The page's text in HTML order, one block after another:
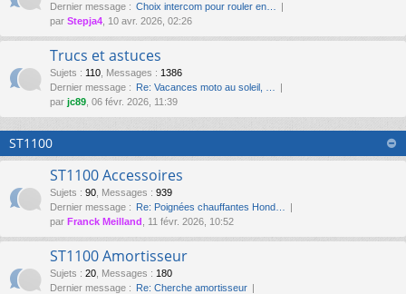
Dernier message : Choix intercom pour rouler en…
par Stepja4 , 10 avr. 2026, 02:26
Trucs et astuces
Sujets : 110 Messages : 1386
Dernier message : Re: Vacances moto au soleil, …
par jc89 , 06 févr. 2026, 11:39
ST1100
ST1100 Accessoires
Sujets : 90 Messages : 939
Dernier message : Re: Poignées chauffantes Hond…
par Franck Meilland , 11 févr. 2026, 10:52
ST1100 Amortisseur
Sujets : 20 Messages : 180
Dernier message : Re: Cherche amortisseur